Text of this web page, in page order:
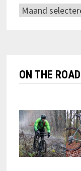
Archieven
ON THE ROAD